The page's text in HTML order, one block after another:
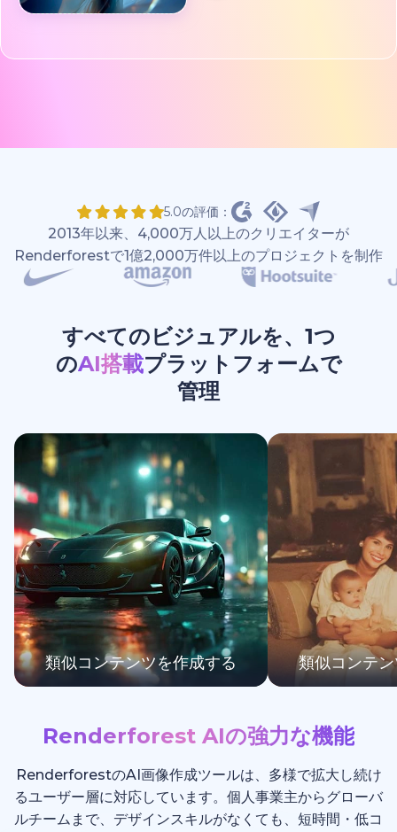
5.0の評価：
2013年以来、4,000万人以上のクリエイターが
Renderforestで1億2,000万件以上のプロジェクトを制作
すべてのビジュアルを、1つ
のAI搭載プラットフォームで
管理
類似コンテンツを作成する 類似コンテ
Renderforest AIの強力な機能
RenderforestのAI画像作成ツールは、多様で拡大し続け
るユーザー層に対応しています。個人事業主からグローバ
ルチームまで、デザインスキルがなくても、短時間・低コ